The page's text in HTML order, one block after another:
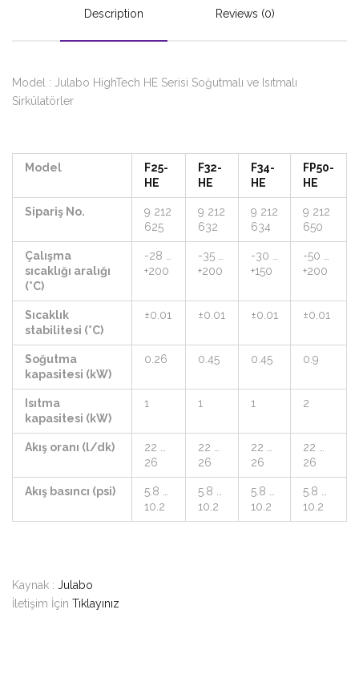
Description Reviews (0)
Model : Julabo HighTech HE Serisi Soğutmalı ve Isıtmalı
Sirkülatörler
Model
F25-
HE
F32-
HE
F34-
HE
FP50-
HE
Sipariş No.
9 212
625
9 212
632
9 212
634
9 212
650
Çalışma
sıcaklığı aralığı
(°C)
-28 …
+200
-35 …
+200
-30 …
+150
-50 …
+200
Sıcaklık
stabilitesi (°C)
±0.01 ±0.01 ±0.01 ±0.01
Soğutma
kapasitesi (kW)
0.26 0.45 0.45 0.9
Isıtma
kapasitesi (kW)
1 1 1 2
Akış oranı (l/dk)
22 …
26
22 …
26
22 …
26
22 …
26
Akış basıncı (psi)
5.8 …
10.2
5.8 …
10.2
5.8 …
10.2
5.8 …
10.2
Kaynak : Julabo
İletişim İçin Tıklayınız